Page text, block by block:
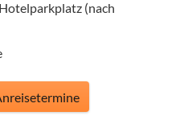
(nach